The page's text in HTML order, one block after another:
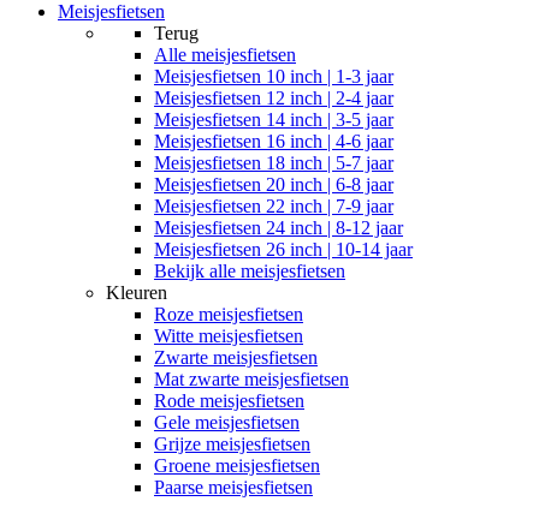
Meisjesfietsen
Terug
Alle meisjesfietsen
Meisjesfietsen 10 inch | 1-3 jaar
Meisjesfietsen 12 inch | 2-4 jaar
Meisjesfietsen 14 inch | 3-5 jaar
Meisjesfietsen 16 inch | 4-6 jaar
Meisjesfietsen 18 inch | 5-7 jaar
Meisjesfietsen 20 inch | 6-8 jaar
Meisjesfietsen 22 inch | 7-9 jaar
Meisjesfietsen 24 inch | 8-12 jaar
Meisjesfietsen 26 inch | 10-14 jaar
Bekijk alle meisjesfietsen
Kleuren
Roze meisjesfietsen
Witte meisjesfietsen
Zwarte meisjesfietsen
Mat zwarte meisjesfietsen
Rode meisjesfietsen
Gele meisjesfietsen
Grijze meisjesfietsen
Groene meisjesfietsen
Paarse meisjesfietsen